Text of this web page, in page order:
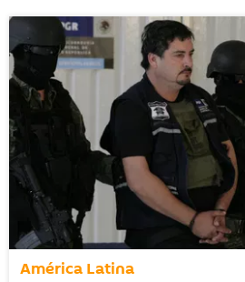
América Latina